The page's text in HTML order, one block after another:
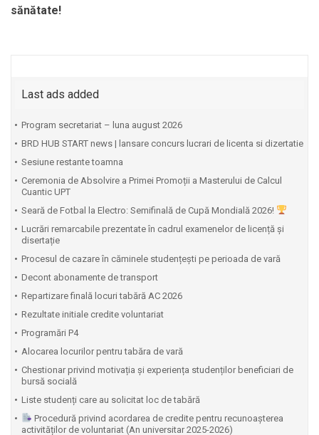
sănătate!
Last ads added
Program secretariat – luna august 2026
BRD HUB START news | lansare concurs lucrari de licenta si dizertatie
Sesiune restante toamna
Ceremonia de Absolvire a Primei Promoții a Masterului de Calcul
Cuantic UPT
⁠Seară de Fotbal la Electro: Semifinală de Cupă Mondială 2026!
Lucrări remarcabile prezentate în cadrul examenelor de licență și
disertație
Procesul de cazare în căminele studențești pe perioada de vară
Decont abonamente de transport
Repartizare finală locuri tabără AC 2026
Rezultate initiale credite voluntariat
Programări P4
Alocarea locurilor pentru tabăra de vară
Chestionar privind motivația și experiența studenților beneficiari de
bursă socială
Liste studenți care au solicitat loc de tabără
Procedură privind acordarea de credite pentru recunoașterea
activităților de voluntariat (An universitar 2025-2026)